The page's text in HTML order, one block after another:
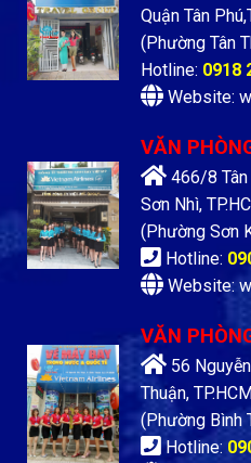
Quận Tân
(Phường Tân
Hotline: 0918
Website:
VĂN
466/8 Tân
Sơn Nhì,
(Phường Sơn
Hotline:
Website:
VĂN
56
Thuận,
(Phường Bình
Hotline: